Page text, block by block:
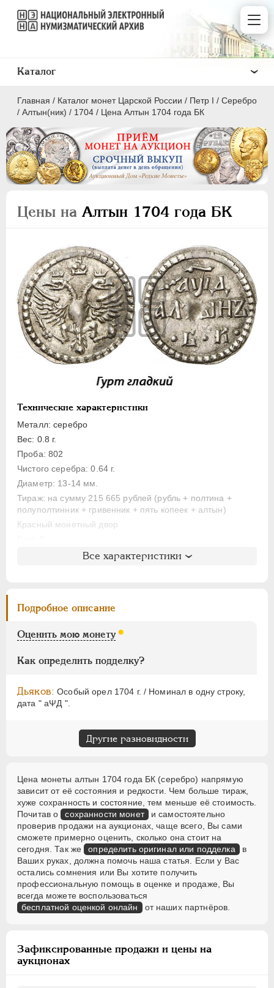
Главная / Каталог монет Царской России / Пeтр I / Серебро
/ Алтын(ник) / 1704 / Цена Алтын 1704 года БК
Цены на Алтын 1704 года БК
Технические характеристики
Металл: серебро
Вес: 0.8 г.
Проба: 802
Чистого серебра: 0.64 г.
Диаметр: 13-14 мм.
Тираж: на сумму 215 665 рублей (рубль + полтина +
полуполтинник + гривенник + пять копеек + алтын)
Красный монетный двор
Литература и редкость
Уздеников: 0480 (единственный экземпляр)
Дьяков ЗС: 156 (R5)
Семёнов
Все характеристики
Подробное описание
Оценить мою монету
Как определить подделку?
Дьяков: Особый орел 1704 г. / Номинал в одну строку,
дата " аΨД ".
Другие разновидности
Цена монеты алтын 1704 года БК (серебро) напрямую
зависит от её состояния и редкости. Чем больше тираж,
хуже сохранность и состояние, тем меньше её стоимость.
Почитав о сохранности монет и самостоятельно
проверив продажи на аукционах, чаще всего, Вы сами
сможете примерно оценить, сколько она стоит на
сегодня. Так же определить оригинал или подделка в
Ваших руках, должна помочь наша статья. Если у Вас
остались сомнения или Вы хотите получить
профессиональную помощь в оценке и продаже, Вы
всегда можете воспользоваться
бесплатной оценкой онлайн от наших партнёров.
Зафиксированные продажи и цены на
аукционах
Каталог
ПEТР I 1699 - 1725
Серебро
Полтина
Полуполтинник
Гривенник
Гривна
10 денег
5 копеек
Алтын(ник)
Медь
Пробные
Для Речи Посполитой
Монетовидные жетоны
ЕКАТЕРИНА I 1725-1727
ПЕТР II 1727-1729
АННА ИОАННОВНА 1730-1740
ИОАНН АНТОНОВИЧ
1741-1762
ПАВЕЛ I
АЛЕКСАНДР I
НИКОЛАЙ I 1826-1855
АЛЕКСАНДР III
1881-1894
НИКОЛАЙ II
1894-1917
ВРЕМЕННОЕ ПРАВ.